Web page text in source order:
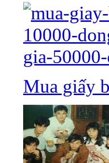
Mua giấy